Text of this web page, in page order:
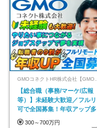
GMOコネクトHR株式会社【GMOインターネットグループ】
【総合職（事務/マーケ/広報
等）】未経験大歓迎／フル
可で全国募集！年収アップ
★年休最大130日★
300～700万円